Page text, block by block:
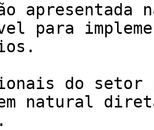
apresentada
para
do setor
natural